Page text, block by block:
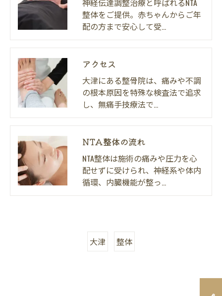
整体をご提供。赤ちゃんからご年
配の方まで安心して受…
アクセス
大津にある整骨院は、痛みや不調
の根本原因を特殊な検査法で追求
し、無痛手技療法で…
NTA整体の流れ
NTA整体は施術の痛みや圧力を心
配せずに受けられ、神経系や体内
循環、内臓機能が整っ…
大津 整体